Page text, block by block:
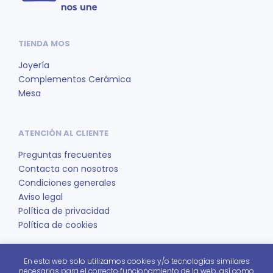
TIENDA MOS
Joyería
Complementos Cerámica
Mesa
ATENCIÓN AL CLIENTE
Preguntas frecuentes
Contacta con nosotros
Condiciones generales
Aviso legal
Política de privacidad
Política de cookies
REDES SOCIALES
En esta web solo utilizamos cookies y/o tecnologías similares